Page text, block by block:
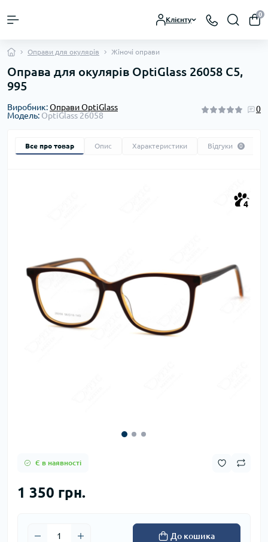
Клієнту
0
Оправи для окулярів Жіночі оправи
Оправа для окулярів OptiGlass 26058 C5,
995
Виробник:Оправи OptiGlass
Модель: OptiGlass 26058
0
Все про товар Опис Характеристики Відгуки 0
4
Є в наявності
1 350 грн.
До кошика